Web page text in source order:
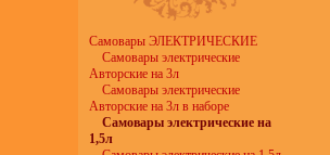
Самовары ЭЛЕКТРИЧЕСКИЕ
Самовары электрические
Авторские на 3л
Самовары электрические
Авторские на 3л в наборе
Самовары электрические на
1,5л